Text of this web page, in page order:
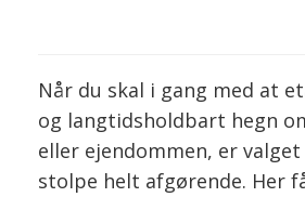
Når du skal i gang med at
og langtidsholdbart hegn
eller ejendommen, er
stolpe helt afgørende. Her